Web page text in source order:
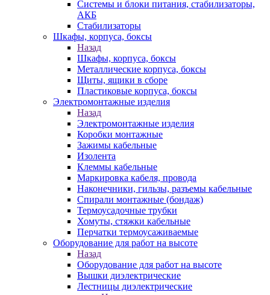
Системы и блоки питания, стабилизаторы,
АКБ
Стабилизаторы
Шкафы, корпуса, боксы
Назад
Шкафы, корпуса, боксы
Металлические корпуса, боксы
Щиты, ящики в сборе
Пластиковые корпуса, боксы
Электромонтажные изделия
Назад
Электромонтажные изделия
Коробки монтажные
Зажимы кабельные
Изолента
Клеммы кабельные
Маркировка кабеля, провода
Наконечники, гильзы, разъемы кабельные
Спирали монтажные (бондаж)
Термоусадочные трубки
Хомуты, стяжки кабельные
Перчатки термоусаживаемые
Оборудование для работ на высоте
Назад
Оборудование для работ на высоте
Вышки диэлектрические
Лестницы диэлектрические